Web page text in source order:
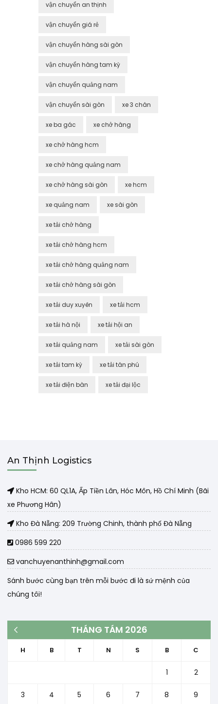
vận chuyển an thịnh
vận chuyển giá rẻ
vận chuyển hàng sài gòn
vận chuyển hàng tam kỳ
vận chuyển quảng nam
vận chuyển sài gòn xe 3 chân
xe ba gác xe chở hàng
xe chở hàng hcm
xe chở hàng quảng nam
xe chở hàng sài gòn xe hcm
xe quảng nam xe sài gòn
xe tải chở hàng
xe tải chở hàng hcm
xe tải chở hàng quảng nam
xe tải chở hàng sài gòn
xe tải duy xuyên xe tải hcm
xe tải hà nội xe tải hội an
xe tải quảng nam xe tải sài gòn
xe tải tam kỳ xe tải tân phú
xe tải điện bàn xe tải đại lộc
An Thịnh Logistics
Kho HCM: 60 QL1A, Ấp Tiền Lân, Hóc Môn, Hồ Chí Minh (Bãi
xe Phương Hân)
Kho Đà Nẵng: 209 Trường Chinh, thành phố Đà Nẵng
0986 599 220
vanchuyenanthinh@gmail.com
Sánh bước cùng bạn trên mỗi bước đi là sứ mệnh của
chúng tôi!
THÁNG TÁM 2026
H B T N S B C
1 2
3 4 5 6 7 8 9